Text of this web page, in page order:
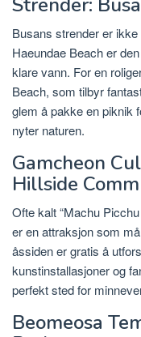
Busans strender er
Haeundae Beach er
klare vann. For en
Beach, som tilbyr
glem å pakke en piknik
nyter naturen.
Gamcheon
Hillside
Ofte kalt “Machu
er en attraksjon som
åssiden er gratis å
kunstinstallasjoner og
perfekt sted for
Beomeosa